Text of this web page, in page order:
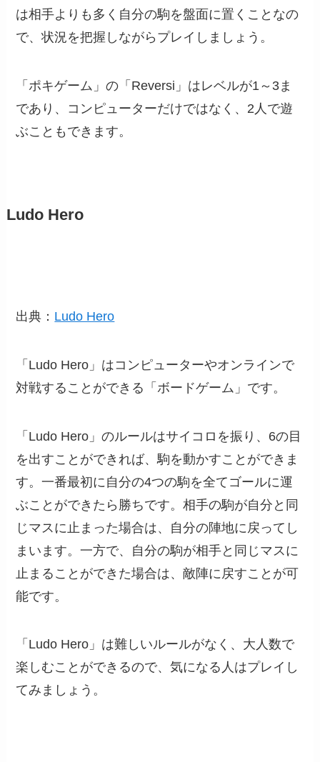
は相手よりも多く自分の駒を盤面に置くことなの
で、状況を把握しながらプレイしましょう。
「ポキゲーム」の「Reversi」はレベルが1～3ま
であり、コンピューターだけではなく、2人で遊
ぶこともできます。
Ludo Hero
出典： Ludo Hero
「Ludo Hero」はコンピューターやオンラインで
対戦することができる「ボードゲーム」です。
「Ludo Hero」のルールはサイコロを振り、6の目
を出すことができれば、駒を動かすことができま
す。一番最初に自分の4つの駒を全てゴールに運
ぶことができたら勝ちです。相手の駒が自分と同
じマスに止まった場合は、自分の陣地に戻ってし
まいます。一方で、自分の駒が相手と同じマスに
止まることができた場合は、敵陣に戻すことが可
能です。
「Ludo Hero」は難しいルールがなく、大人数で
楽しむことができるので、気になる人はプレイし
てみましょう。